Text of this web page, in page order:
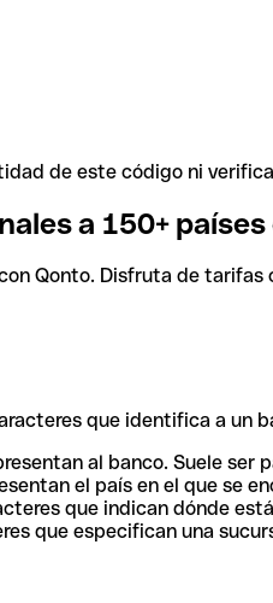
de este código ni
a 150+ países
Qonto. Disfruta de
que identifica a un
al banco. Suele ser
el país en el que se
que indican dónde
que especifican una